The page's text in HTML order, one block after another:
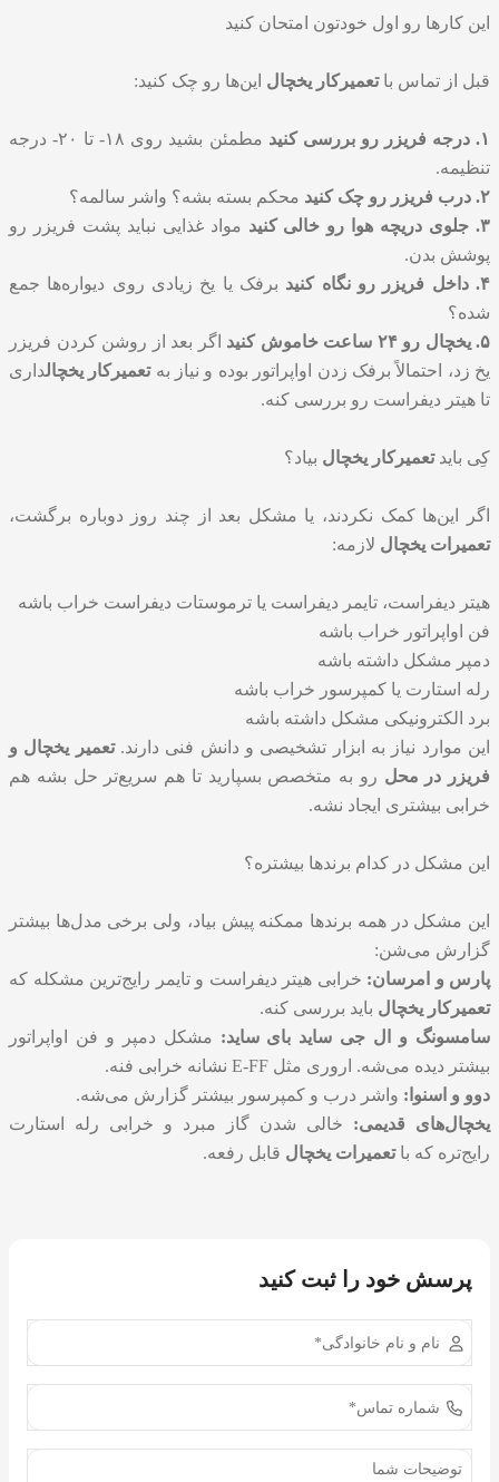
این کارها رو اول خودتون امتحان کنید
قبل از تماس باتعمیرکار یخچال این‌ها رو چک کنید:
۱. درجه فریزر رو بررسی کنید
مطمئن بشید روی ۱۸- تا ۲۰- درجه
تنظیمه.
۲. درب فریزر رو چک کنید
محکم بسته بشه؟ واشر سالمه؟
۳. جلوی دریچه هوا رو خالی کنید
مواد غذایی نباید پشت فریزر رو
پوشش بدن.
۴. داخل فریزر رو نگاه کنید
برفک یا یخ زیادی روی دیواره‌ها جمع
شده؟
۵. یخچال رو ۲۴ ساعت خاموش کنید
اگر بعد از روشن کردن فریزر
یخ زد، احتمالاً برفک زدن اواپراتور بوده و نیاز بهتعمیرکار یخچالداری
تا هیتر دیفراست رو بررسی کنه.
کِی بایدتعمیرکار یخچال بیاد؟
اگر این‌ها کمک نکردند، یا مشکل بعد از چند روز دوباره برگشت،
تعمیرات یخچال لازمه:
هیتر دیفراست، تایمر دیفراست یا ترموستات دیفراست خراب باشه
فن اواپراتور خراب باشه
دمپر مشکل داشته باشه
رله استارت یا کمپرسور خراب باشه
برد الکترونیکی مشکل داشته باشه
این موارد نیاز به ابزار تشخیصی و دانش فنی دارند.تعمیر یخچال و
فریزر در محل رو به متخصص بسپارید تا هم سریع‌تر حل بشه هم
خرابی بیشتری ایجاد نشه.
این مشکل در کدام برندها بیشتره؟
این مشکل در همه برندها ممکنه پیش بیاد، ولی برخی مدل‌ها بیشتر
گزارش می‌شن:
پارس و امرسان: خرابی هیتر دیفراست و تایمر رایج‌ترین مشکله که
تعمیرکار یخچال باید بررسی کنه.
سامسونگ و ال جی ساید بای ساید: مشکل دمپر و فن اواپراتور
بیشتر دیده می‌شه. اروری مثل E-FF نشانه خرابی فنه.
دوو و اسنوا: واشر درب و کمپرسور بیشتر گزارش می‌شه.
یخچال‌های قدیمی: خالی شدن گاز مبرد و خرابی رله استارت
رایج‌تره که باتعمیرات یخچال قابل رفعه.
پرسش خود را ثبت کنید